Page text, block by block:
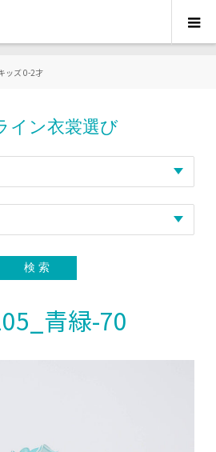
ッズ 0-2才
イン衣裳選び
青緑-70